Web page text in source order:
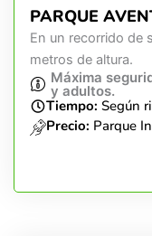
PARQUE
En un recorrido de
metros de altura.
Máxima
y adultos.
Tiempo: Según
Precio: Parque